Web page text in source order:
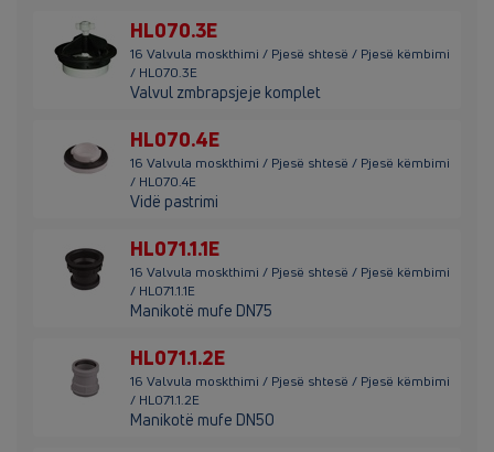
HL070.3E
16 Valvula moskthimi / Pjesë shtesë / Pjesë këmbimi
/ HL070.3E
Valvul zmbrapsjeje komplet
HL070.4E
16 Valvula moskthimi / Pjesë shtesë / Pjesë këmbimi
/ HL070.4E
Vidë pastrimi
HL071.1.1E
16 Valvula moskthimi / Pjesë shtesë / Pjesë këmbimi
/ HL071.1.1E
Manikotë mufe DN75
HL071.1.2E
16 Valvula moskthimi / Pjesë shtesë / Pjesë këmbimi
/ HL071.1.2E
Manikotë mufe DN50